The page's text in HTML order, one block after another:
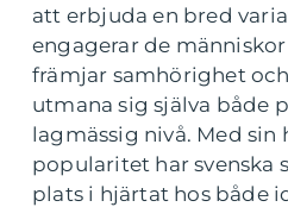
att erbjuda en bred
engagerar de
främjar samhörighet
utmana sig själva både
lagmässig nivå. Med sin
popularitet har svenska
plats i hjärtat hos både